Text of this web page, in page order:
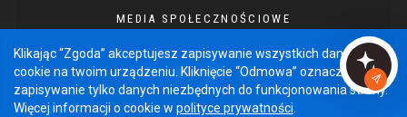
MEDIA SPOŁECZNOŚCIOWE
Klikając “Zgoda” akceptujesz zapisywanie wszystkich danych
cookie na twoim urządzeniu. Kliknięcie “Odmowa” oznacza
zapisywanie tylko danych niezbędnych do funkcjonowania strony.
Więcej informacji o cookie w polityce prywatności